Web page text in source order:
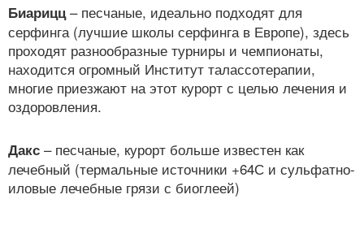
Биарицц– песчаные, идеально подходят для
серфинга (лучшие школы серфинга в Европе), здесь
проходят разнообразные турниры и чемпионаты,
находится огромный Институт талассотерапии,
многие приезжают на этот курорт с целью лечения и
оздоровления.
Дакс – песчаные, курорт больше известен как
лечебный (термальные источники +64С и сульфатно-
иловые лечебные грязи с биоглеей)